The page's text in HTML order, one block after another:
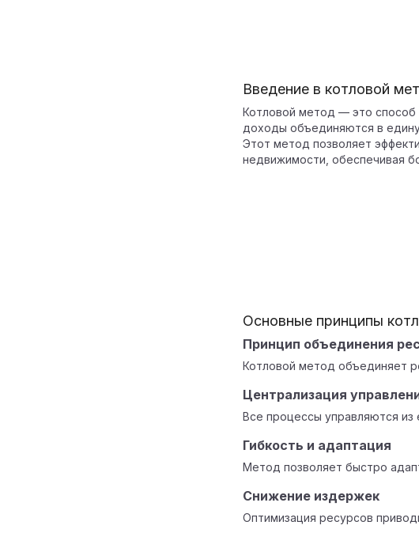
Введение в котловой
Котловой метод — это
доходы объединяются в
Этот метод позволяет
недвижимости, обеспечивая
Основные принципы
Принцип объединения
Котловой метод объединяет
Централизация
Все процессы управляются из
Гибкость и адаптация
Метод позволяет быстро
Снижение издержек
Оптимизация ресурсов